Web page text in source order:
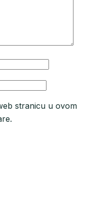
stranicu u ovom